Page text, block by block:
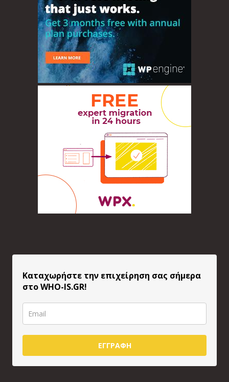
Καταχωρήστε την επιχείρηση σας σήμερα
στο WHO-IS.GR!
ΕΓΓΡΑΦΗ